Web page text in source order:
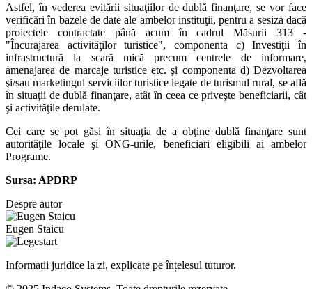
Astfel, în vederea evitării situaţiilor de dublă finanţare, se vor face
verificări în bazele de date ale ambelor instituţii, pentru a sesiza dacă
proiectele contractate până acum în cadrul Măsurii 313 -
"Încurajarea activităţilor turistice", componenta c) Investiţii în
infrastructură la scară mică precum centrele de informare,
amenajarea de marcaje turistice etc. şi componenta d) Dezvoltarea
şi/sau marketingul serviciilor turistice legate de turismul rural, se află
în situaţii de dublă finanţare, atât în ceea ce priveşte beneficiarii, cât
şi activităţile derulate.
Cei care se pot găsi în situaţia de a obţine dublă finanţare sunt
autorităţile locale şi ONG-urile, beneficiari eligibili ai ambelor
Programe.
Sursa: APDRP
Despre autor
Eugen Staicu
Informații juridice la zi, explicate pe înțelesul tuturor.